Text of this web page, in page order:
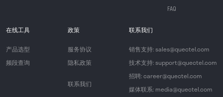
FAQ
在线工具
产品选型
频段查询
政策
服务协议
隐私政策
联系我们
联系我们
销售支持: sales@quectel.com
技术支持: support@quectel.com
招聘: career@quectel.com
媒体联系: media@quectel.com